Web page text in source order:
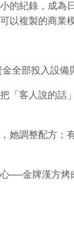
的紀錄，成為
以複製的商業模
全部投入設備
「客人說的話
她調整配方；
──金牌漢方烤